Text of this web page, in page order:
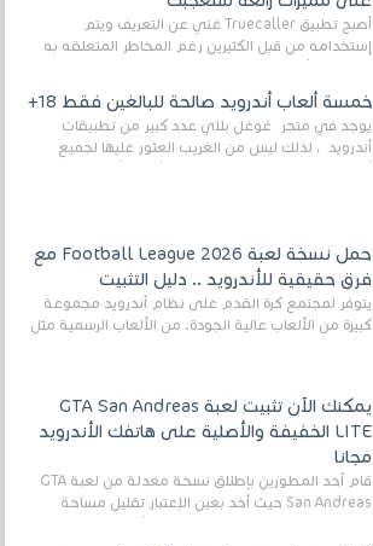
أصبح تطبيق Truecaller غني عن التعريف ويتم
إستخدامه من قبل الكثيرين رغم المخاطر المتعلقه به
خمسة ألعاب أندرويد صالحة للبالغين فقط 18+
يوجد في متجر غوغل بلاي عدد كبير من تطبيقات
أندرويد ، لذلك ليس من الغريب العثور عليها لجميع
حمل نسخة لعبة Football League 2026 مع
فرق حقيقية للأندرويد .. دليل التثبيت
يتوفر لمجتمع كرة القدم على نظام أندرويد مجموعة
كبيرة من الألعاب عالية الجودة. من الألعاب الرسمية مثل
يمكنك الآن تثبيت لعبة GTA San Andreas
LITE الخفيفة والأصلية على هاتفك الأندرويد
مجانا
قام أحد المطورين بإطلاق نسخة معدلة من لعبة GTA
San Andreas حيث أخد بعين الإعتبار تقليل مساحة